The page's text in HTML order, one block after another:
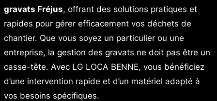
gravats Fréjus, offrant des solutions pratiques et
rapides pour gérer efficacement vos déchets de
chantier. Que vous soyez un particulier ou une
entreprise, la gestion des gravats ne doit pas être un
casse-tête. Avec LG LOCA BENNE, vous bénéficiez
d’une intervention rapide et d’un matériel adapté à
vos besoins spécifiques.